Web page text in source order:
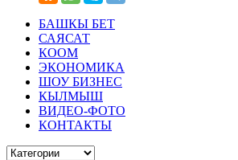
БАШКЫ БЕТ
САЯСАТ
КООМ
ЭКОНОМИКА
ШОУ БИЗНЕС
КЫЛМЫШ
ВИДЕО-ФОТО
КОНТАКТЫ